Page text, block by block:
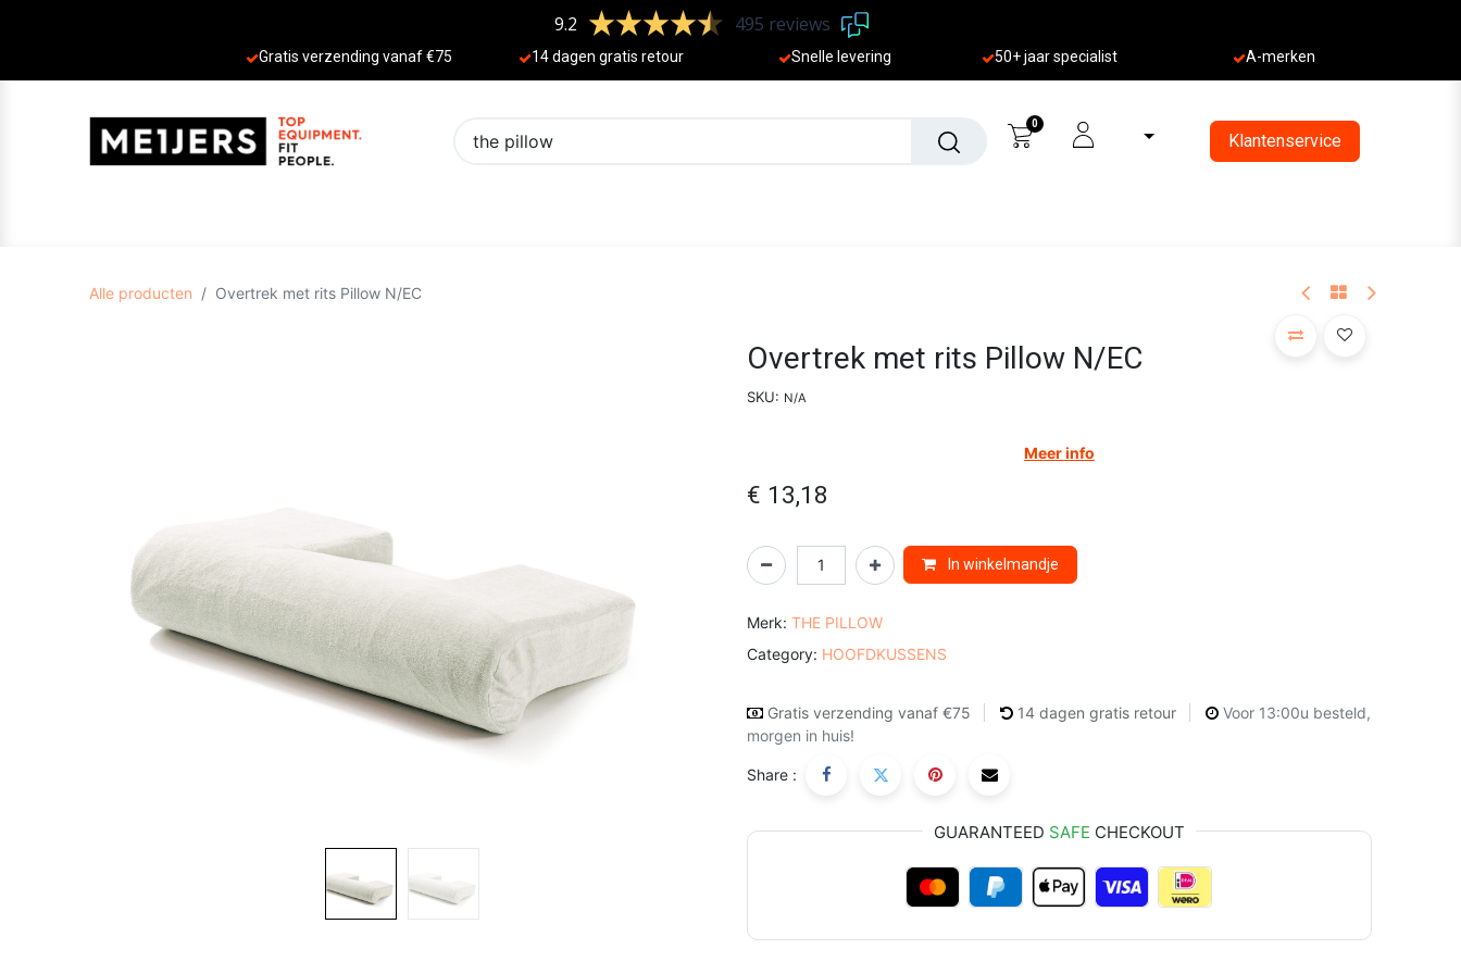
9.2 495 reviews
Gratis verzending vanaf €75 14 dagen gratis retour Sne lle levering 50+ jaar specialist A-merken
0
Klantenservice
Alle producten Overtrek met rits Pillow N/EC
Overtrek met rits Pillow N/EC
SKU: N/A
Meer info
€ 13,18
In winkelmandje
Merk: THE PILLOW
Category: HOOFDKUSSENS
Gratis verzending vanaf €75 14 dagen gratis retour
Voor 13:00u besteld,
morgen in huis!
Share :
GUARANTEED SAFE CHECKOUT